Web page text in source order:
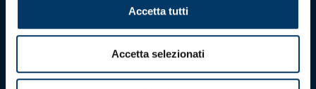
Accetta tutti
Accetta selezionati
CONTATTI
BIGLIETTERIA